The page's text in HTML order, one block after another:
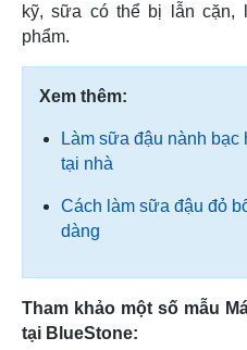
kỹ, sữa có thể bị lẫn cặn,
phẩm.
Xem thêm:
Làm sữa đậu nành bạc
tại nhà
Cách làm sữa đậu đỏ
dàng
Tham khảo một số mẫu
tại BlueStone: